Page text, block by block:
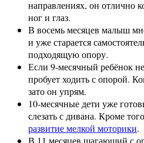
направлениях, он отлично
ног и глаз.
В восемь месяцев малыш
и уже старается
подходящую опору.
Если 9-месячный ребёнок
пробует ходить с опорой.
зато он упрям.
10-месячные дети уже
слезать с дивана. Кроме
развитие мелкой моторики.
В 11 месяцев шагающий с